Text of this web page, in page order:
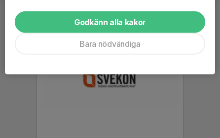
Godkänn alla kakor
Bara nödvändiga